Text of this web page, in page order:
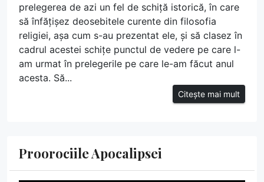
prelegerea de azi un fel de schiță istorică, în care
să înfățișez deosebitele curente din filosofia
religiei, așa cum s-au prezentat ele, și să clasez în
cadrul acestei schițe punctul de vedere pe care l-
am urmat în prelegerile pe care le-am făcut anul
acesta. Să...
Citește mai mult
Proorociile Apocalipsei